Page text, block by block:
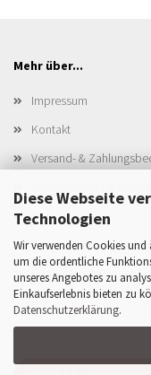
Diese Webseite
Technologien
Wir verwenden Cookies
um die ordentliche
unseres Angebotes zu
Einkaufserlebnis bieten zu
Datenschutzerklärung.
Mehr über...
Impressum
Kontakt
Versand- &
AGB
Privatsphäre und
Cookie Einstellungen